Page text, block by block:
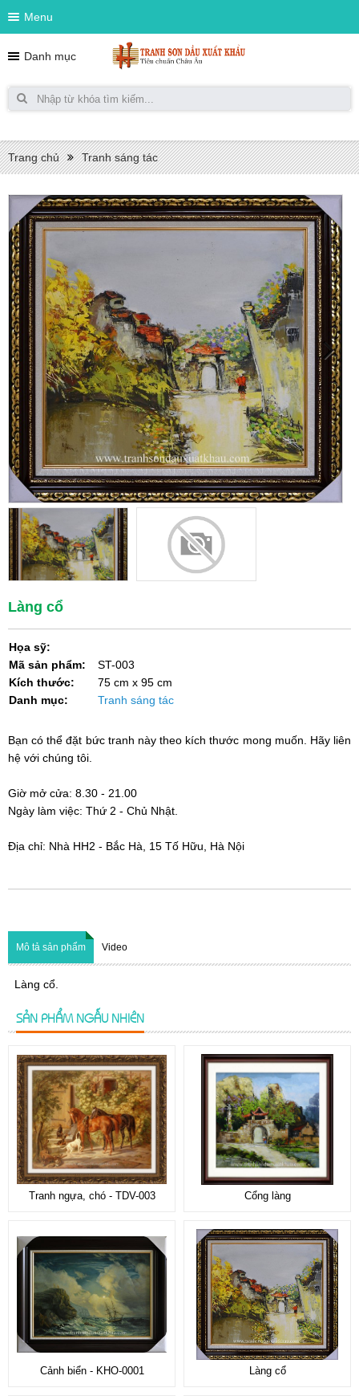
Menu
Danh mục
Trang chủ Tranh sáng tác
Làng cổ
Họa sỹ:
Mã sản phẩm:
Kích thước:
Danh mục:
ST-003
75 cm x 95 cm
Tranh sáng tác
Bạn có thể đặt bức tranh này theo kích thước mong muốn. Hãy liên
hệ với chúng tôi.
Giờ mở cửa: 8.30 - 21.00
Ngày làm việc: Thứ 2 - Chủ Nhật.
Địa chỉ: Nhà HH2 - Bắc Hà, 15 Tố Hữu, Hà Nội
Mô tả sản phẩm Video
Làng cổ.
SẢN PHẨM NGẪU NHIÊN
Tranh ngựa, chó - TDV-003 Cổng làng
Cảnh biển - KHO-0001 Làng cổ